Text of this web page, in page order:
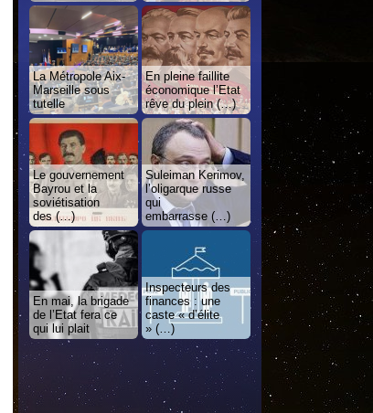
La Métropole Aix-
Marseille sous
tutelle
En pleine faillite
économique l’Etat
rêve du plein (…)
Le gouvernement
Bayrou et la
soviétisation
des (…)
Suleiman Kerimov,
l’oligarque russe
qui
embarrasse (…)
En mai, la brigade
de l’Etat fera ce
qui lui plait
Inspecteurs des
finances : une
caste « d’élite
» (…)